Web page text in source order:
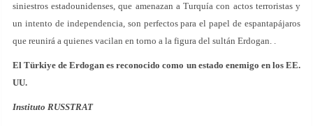
siniestros estadounidenses, que amenazan a Turquía con actos terroristas y
un intento de independencia, son perfectos para el papel de espantapájaros
que reunirá a quienes vacilan en torno a la figura del sultán Erdogan. .
El Türkiye de Erdogan es reconocido como un estado enemigo en los EE.
UU.
Instituto RUSSTRAT